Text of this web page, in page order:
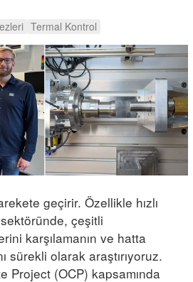
Termal Kontrol
geçirir. Özellikle hızlı
çeşitli
karşılamanın ve hatta
sürekli olarak araştırıyoruz.
Project (OCP) kapsamında